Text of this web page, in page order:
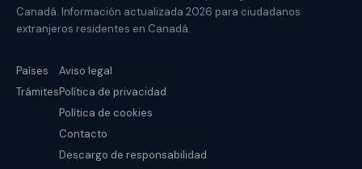
Canadá. Información actualizada 2026 para ciudadanos
extranjeros residentes en Canadá.
Países
Trámites
Aviso legal
Política de privacidad
Política de cookies
Contacto
Descargo de responsabilidad